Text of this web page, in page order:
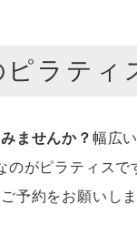
ラティ
ませんか？ 幅広
のがピラティスで
予約をお願いし